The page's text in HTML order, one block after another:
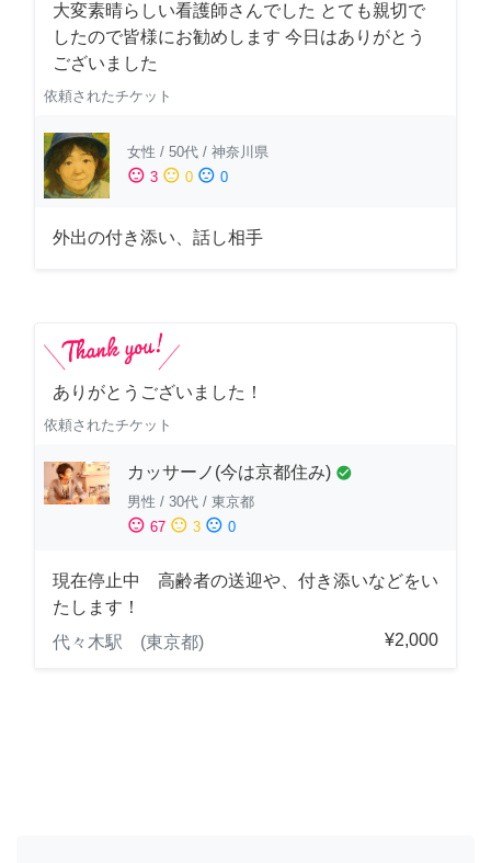
大変素晴らしい看護師さんでした とても親切で
したので皆様にお勧めします 今日はありがとう
ございました
依頼されたチケット
女性 / 50代 / 神奈川県
sentiment_satisfied 3 sentiment_neutral 0 sentiment_dissatisfied 0
外出の付き添い、話し相手
ありがとうございました！
依頼されたチケット
カッサーノ(今は京都住み) check_circle
男性 / 30代 / 東京都
sentiment_satisfied 67 sentiment_neutral 3 sentiment_dissatisfied 0
現在停止中 高齢者の送迎や、付き添いなどをい
たします！
代々木駅 (東京都)
¥2,000